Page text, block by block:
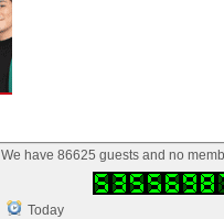
We have 86625 guests and no
Today